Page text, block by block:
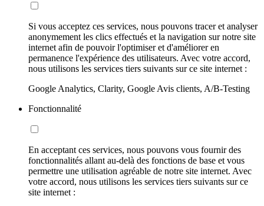
Si vous acceptez ces services, nous pouvons tracer et analyser
anonymement les clics effectués et la navigation sur notre site
internet afin de pouvoir l'optimiser et d'améliorer en
permanence l'expérience des utilisateurs. Avec votre accord,
nous utilisons les services tiers suivants sur ce site internet :
Google Analytics, Clarity, Google Avis clients, A/B-Testing
Fonctionnalité
En acceptant ces services, nous pouvons vous fournir des
fonctionnalités allant au-delà des fonctions de base et vous
permettre une utilisation agréable de notre site internet. Avec
votre accord, nous utilisons les services tiers suivants sur ce
site internet :